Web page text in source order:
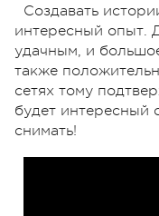
Создавать
интересный опыт.
удачным, и
также
сетях тому
будет интересный
снимать!